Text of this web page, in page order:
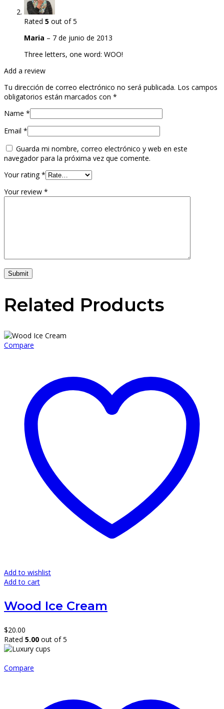
Rated 5 out of 5
Maria – 7 de junio de 2013
Three letters, one word: WOO!
Add a review
Tu dirección de correo electrónico no será publicada. Los campos
obligatorios están marcados con *
Name *
Email *
Guarda mi nombre, correo electrónico y web en este
navegador para la próxima vez que comente.
Your rating*
Your review *
Submit
Related Products
Compare
Add to wishlist
Add to cart
Wood Ice Cream
$20.00
Rated 5.00 out of 5
Compare